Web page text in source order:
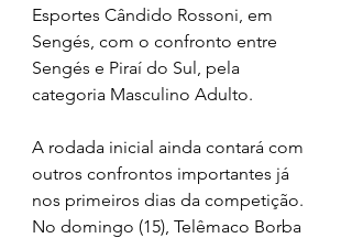
Esportes Cândido Rossoni, em
Sengés, com o confronto entre
Sengés e Piraí do Sul, pela
categoria Masculino Adulto.
A rodada inicial ainda contará com
outros confrontos importantes já
nos primeiros dias da competição.
No domingo (15), Telêmaco Borba